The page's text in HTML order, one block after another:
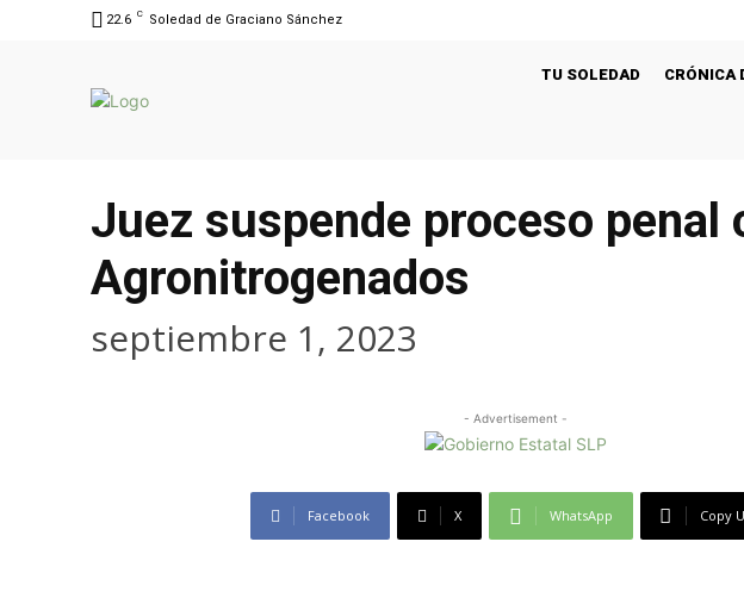
22.6 C Soledad de Graciano Sánchez
TU SOLEDAD CRÓNICA
Juez suspende proceso penal
Agronitrogenados
septiembre 1, 2023
- Advertisement -
Facebook X WhatsApp Copy